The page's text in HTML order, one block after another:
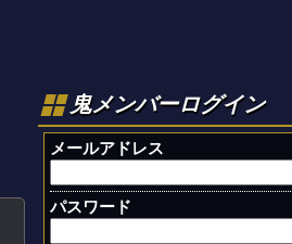
鬼メンバーログイン
メールアドレス
パスワード